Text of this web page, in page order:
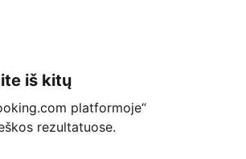
iš kitų
platformoje“
rezultatuose.